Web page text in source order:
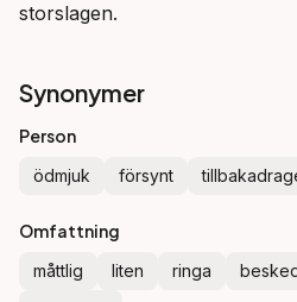
storslagen.
Synonymer
Person
ödmjuk försynt
Omfattning
måttlig liten ringa